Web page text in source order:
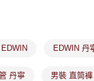
經同意申辦者引起之損失
」時，將依據個別帳號之
；若仍有額度不足之情形
或使用他人資訊註冊。若
EDWIN 丹
丹寧 男裝 直筒褲